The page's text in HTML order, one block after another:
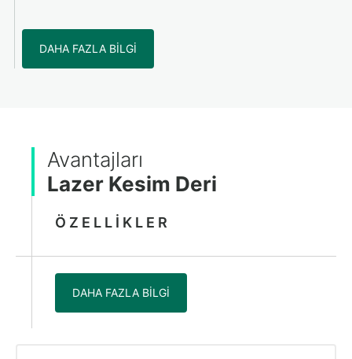
DAHA FAZLA BILGI
Avantajları
Lazer Kesim Deri
ÖZELLIKLER
DAHA FAZLA BILGI